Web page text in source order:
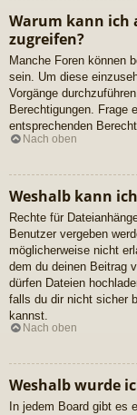
Warum kann ich
zugreifen?
Manche Foren können
sein. Um diese
Vorgänge
Berechtigungen. Frage
entsprechenden
Nach oben
Weshalb kann
Rechte für
Benutzer vergeben
möglicherweise nicht
dem du deinen Beitrag
dürfen Dateien
falls du dir nicht sicher
kannst.
Nach oben
Weshalb wurde
In jedem Board gibt es